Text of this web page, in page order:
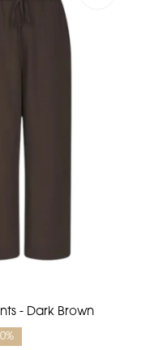
- Dark Brown